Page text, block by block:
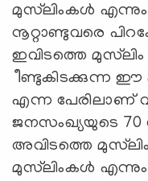
മുസ്‌ലിംകള്‍ എന്നും
നൂറ്റാണ്ടുവരെ
ഇവിടത്തെ മുസ്‌ലിം
ീണ്ടുകിടക്കുന്ന
എന്ന പേരിലാണ്
ജനസംഖ്യയുടെ
അവിടത്തെ
മുസ്‌ലിംകള്‍ എന്നും